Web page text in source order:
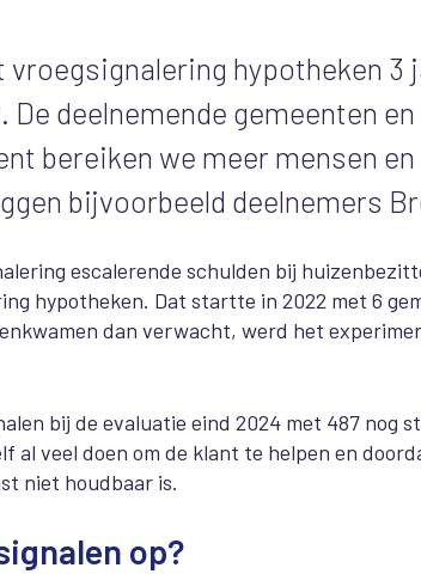
hypotheken 3
De deelnemende gemeenten
bereiken we meer mensen
bijvoorbeeld deelnemers
escalerende schulden bij
hypotheken. Dat startte in 2022 met 6
dan verwacht, werd het
bij de evaluatie eind 2024 met 487 nog
al veel doen om de klant te helpen en
niet houdbaar is.
op?